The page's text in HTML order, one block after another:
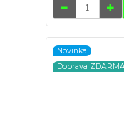
Novinka
Doprava